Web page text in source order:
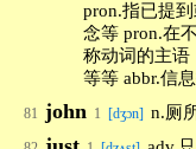
pron.指已提
念等 pron.在
称动词的主语
等等 abbr.信
81 john 1 [dʒɔn] n.厕